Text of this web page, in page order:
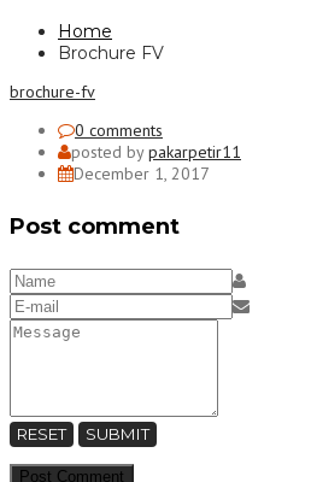
Home
Brochure FV
brochure-fv
0 comments
posted bypakarpetir11
December 1, 2017
Post comment
RESET SUBMIT